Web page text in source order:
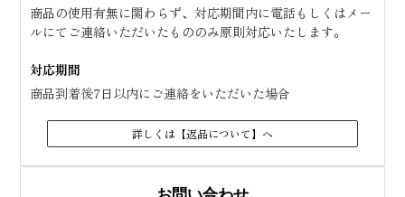
商品の使用有無に関わらず、対応期間内に電話もしくはメー
ルにてご連絡いただいたもののみ原則対応いたします。
対応期間
商品到着後7日以内にご連絡をいただいた場合
詳しくは【返品について】へ